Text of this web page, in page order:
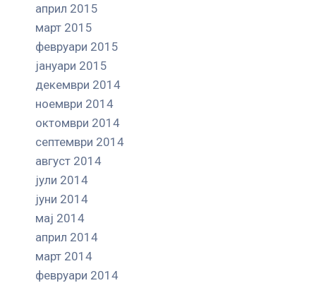
април 2015
март 2015
февруари 2015
јануари 2015
декември 2014
ноември 2014
октомври 2014
септември 2014
август 2014
јули 2014
јуни 2014
мај 2014
април 2014
март 2014
февруари 2014